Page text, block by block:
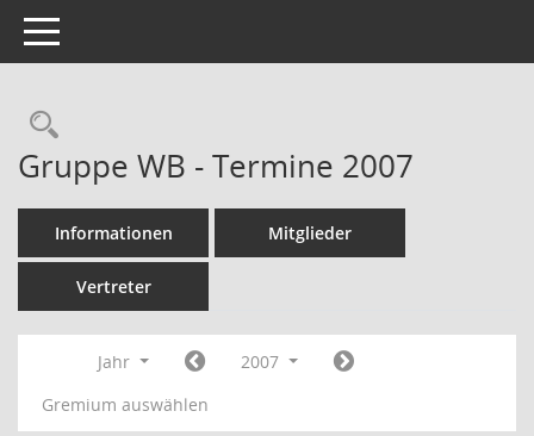
Toggle navigation
Rechercheauswahl
Gruppe WB - Termine 2007
Informationen Mitglieder
Vertreter
Jahr
2007
Gremium auswählen